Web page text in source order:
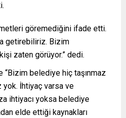
göremediğini ifade etti.
getirebiliriz. Bizim
zaten görüyor.” dedi.
“Bizim belediye hiç taşınmaz
yok. İhtiyaç varsa ve
ihtiyacı yoksa belediye
elde ettiği kaynakları